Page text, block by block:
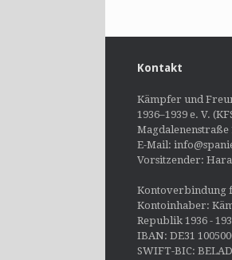
Kontakt
Kämpfer und
1936–1939 e. V.
Magdalenenstraße
E-Mail:
Vorsitzender:
Kontoverbindung
Kontoinhaber:
Republik 1936 -
IBAN: DE31
SWIFT-BIC: